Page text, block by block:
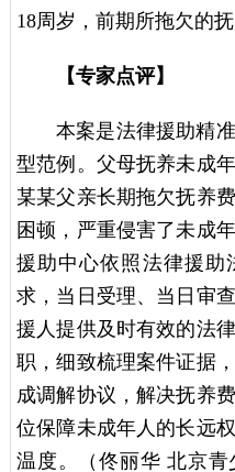
18周岁，前期所拖欠的
【专家点评】
本案是法律援助精
型范例。父母抚养未成
某某父亲长期拖欠抚养
困顿，严重侵害了未成
援助中心依照法律援助
求，当日受理、当日审
援人提供及时有效的法
职，细致梳理案件证据
成调解协议，解决抚养
位保障未成年人的长远
温度。（佟丽华 北京